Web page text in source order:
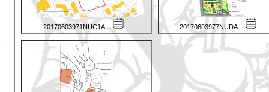
20170603971NUC1A 20170603977NUDA